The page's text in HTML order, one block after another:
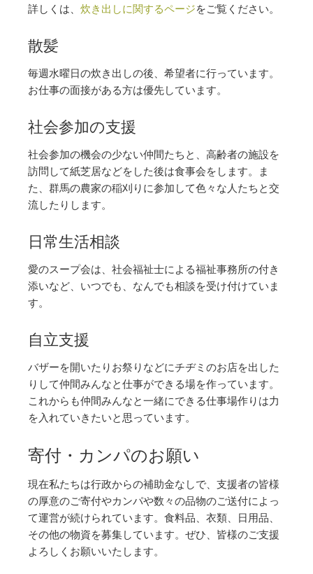
詳しくは、 炊き出しに関するページをご覧ください。
散髪
毎週水曜日の炊き出しの後、希望者に行っています。
お仕事の面接がある方は優先しています。
社会参加の支援
社会参加の機会の少ない仲間たちと、高齢者の施設を
訪問して紙芝居などをした後は食事会をします。ま
た、群馬の農家の稲刈りに参加して色々な人たちと交
流したりします。
日常生活相談
愛のスープ会は、社会福祉士による福祉事務所の付き
添いなど、いつでも、なんでも相談を受け付けていま
す。
自立支援
バザーを開いたりお祭りなどにチヂミのお店を出した
りして仲間みんなと仕事ができる場を作っています。
これからも仲間みんなと一緒にできる仕事場作りは力
を入れていきたいと思っています。
寄付・カンパのお願い
現在私たちは行政からの補助金なしで、支援者の皆様
の厚意のご寄付やカンパや数々の品物のご送付によっ
て運営が続けられています。食料品、衣類、日用品、
その他の物資を募集しています。ぜひ、皆様のご支援
よろしくお願いいたします。